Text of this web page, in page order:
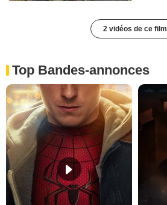
2 vidéos de ce film
Top Bandes-annonces